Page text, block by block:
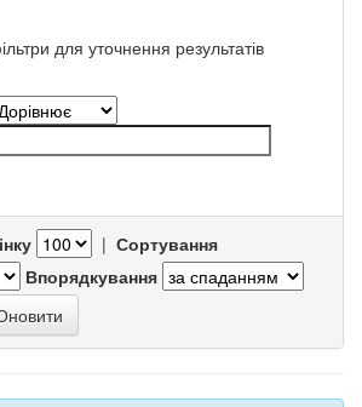
для уточнення результатів
| Сортування
Впорядкування